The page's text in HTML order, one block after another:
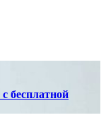
бесплатной